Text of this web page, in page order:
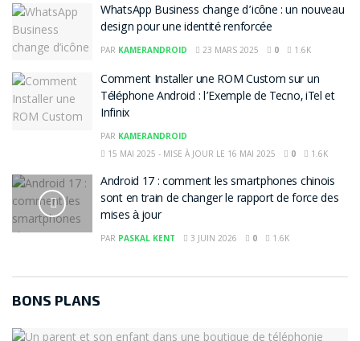
WhatsApp Business change d’icône : un nouveau
design pour une identité renforcée
PAR KAMERANDROID 23 MARS 2025 0 1.6K
Comment Installer une ROM Custom sur un
Téléphone Android : l’Exemple de Tecno, iTel et
Infinix
PAR KAMERANDROID
15 MAI 2025 - MISE À JOUR LE 16 MAI 2025
0 1.6K
Android 17 : comment les smartphones chinois
sont en train de changer le rapport de force des
mises à jour
PAR PASKAL KENT 3 JUIN 2026 0 1.6K
BONS PLANS